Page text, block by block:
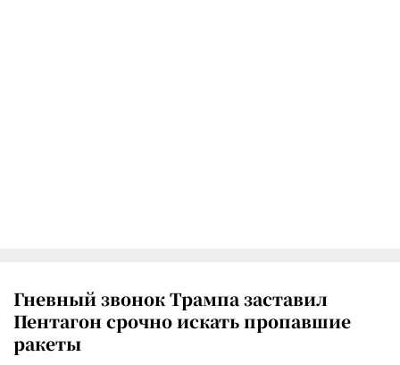
Гневный звонок Трампа заставил
Пентагон срочно искать пропавшие
ракеты